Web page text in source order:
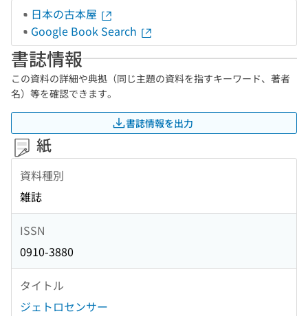
日本の古本屋
Google Book Search
書誌情報
この資料の詳細や典拠（同じ主題の資料を指すキーワード、著者
名）等を確認できます。
書誌情報を出力
紙
資料種別
雑誌
ISSN
0910-3880
タイトル
ジェトロセンサー